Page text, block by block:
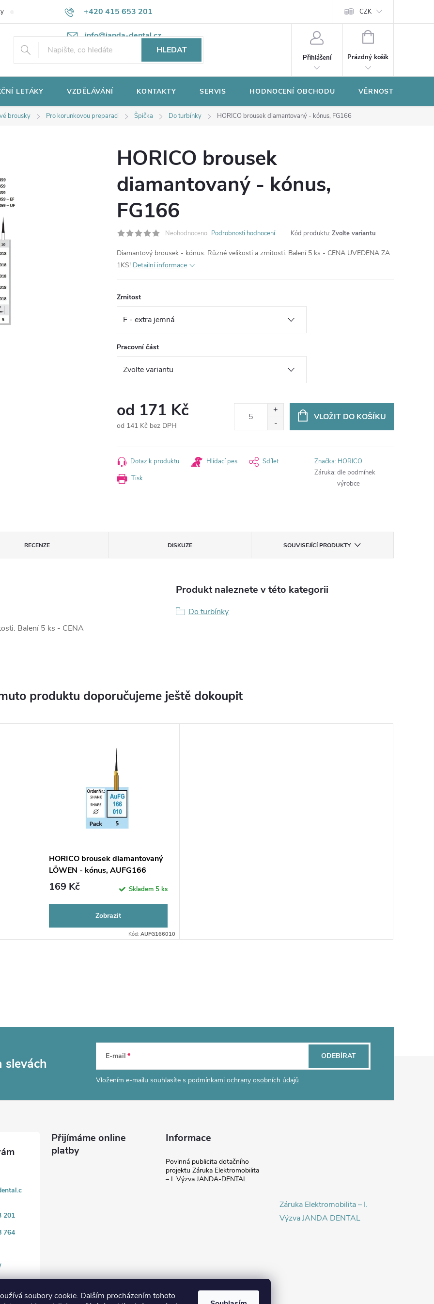
soubory cookie. Dalším procházením tohoto
+420 415 653 201
info@janda-dental.cz
Potřebujete poradit? Ochrana osobních údajů CZK
HLEDAT
Přihlášení
NÁKUPNÍ
Prázdný košík
LETÁKY VZDĚLÁVÁNÍ KONTAKTY SERVIS HODNOCENÍ OBCHODU VĚRNOSTNÍ
brousky Pro korunkovou preparaci Špička Do turbínky HORICO brousek diamantovaný - kónus, FG166
HORICO brousek
diamantovaný - kónus,
FG166
Neohodnoceno Podrobnosti hodnocení Kód produktu: Zvolte variantu
Diamantový brousek - kónus. Různé velikosti a zrnitosti. Balení 5 ks - CENA UVEDENA ZA
1KS! Detailní informace
Zrnitost
Pracovní část
od 171 Kč
od 141 Kč bez DPH
cena:
VLOŽIT DO KOŠÍKU
Tisk
Dotaz k produktu Hlídací pes Sdílet Značka: HORICO
Záruka: dle podmínek
výrobce
RECENZE DISKUZE SOUVISEJÍCÍ PRODUKTY
Balení 5 ks - CENA
Produkt naleznete v této kategorii
Do turbínky
produktu doporučujeme ještě dokoupit
HORICO brousek diamantovaný
LÖWEN - kónus, AUFG166
169 Kč Skladem 5 ks
Zobrazit
Kód: AUFG166010
slevách E-mail
Vložením e-mailu souhlasíte s podmínkami ochrany osobních údajů
ODEBÍRAT
201
764
Přijímáme online
platby
Informace
Povinná publicita dotačního
projektu Záruka Elektromobilita
– I. Výzva JANDA-DENTAL
Záruka Elektromobilita – I.
Výzva JANDA DENTAL